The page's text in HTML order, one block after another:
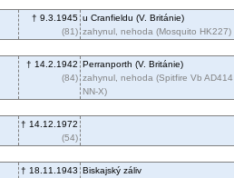
† 9.3.1945
(81)
u Cranfieldu (V. Británie)
zahynul, nehoda (Mosquito HK227)
† 14.2.1942
(84)
Perranporth (V. Británie)
zahynul, nehoda (Spitfire Vb AD414
NN-X)
† 14.12.1972
(54)
† 18.11.1943 Biskajský záliv